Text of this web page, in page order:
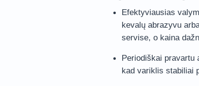
Efektyviausias
kevalų abrazyvu
servise, o kaina
Periodiškai pravartu
kad variklis stabiliai